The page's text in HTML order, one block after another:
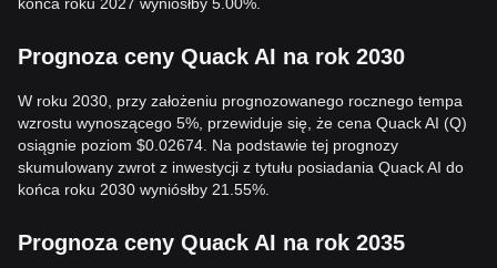
Prognoza ceny Quack AI na rok 2030
W roku 2030, przy założeniu prognozowanego rocznego tempa
wzrostu wynoszącego 5%, przewiduje się, że cena Quack AI (Q)
osiągnie poziom $0.02674. Na podstawie tej prognozy
skumulowany zwrot z inwestycji z tytułu posiadania Quack AI do
końca roku 2030 wyniósłby 21.55%.
Prognoza ceny Quack AI na rok 2035